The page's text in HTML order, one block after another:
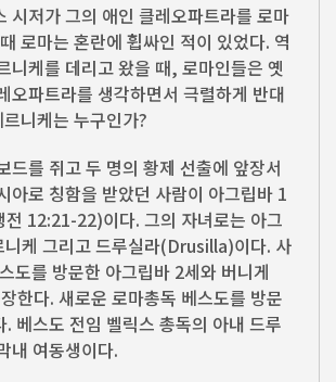
시저가 그의 애인 클레오파트라를 로마
로마는 혼란에 휩싸인 적이 있었다. 역
니케를 데리고 왔을 때, 로마인들은 옛
오파트라를 생각하면서 극렬하게 반대
니케는 누구인가?
드를 쥐고 두 명의 황제 선출에 앞장서
아로 칭함을 받았던 사람이 아그립바 1
12:21-22)이다. 그의 자녀로는 아그
니케 그리고 드루실라(Drusilla)이다. 사
도를 방문한 아그립바 2세와 버니게
한다. 새로운 로마총독 베스도를 방문
베스도 전임 벨릭스 총독의 아내 드루
내 여동생이다.